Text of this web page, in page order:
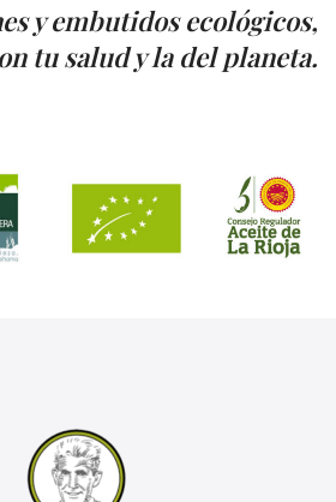
y embutidos ecológicos,
tu salud y la del planeta.